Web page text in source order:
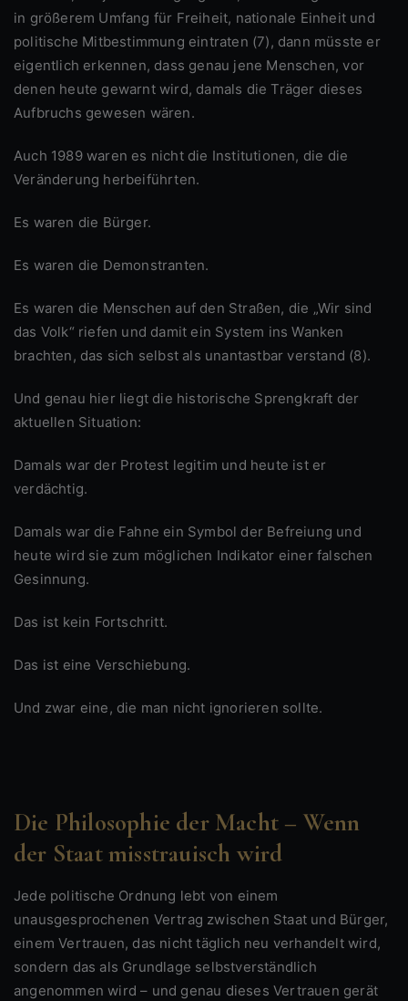
in größerem Umfang für Freiheit, nationale Einheit und
politische Mitbestimmung eintraten (7), dann müsste er
eigentlich erkennen, dass genau jene Menschen, vor
denen heute gewarnt wird, damals die Träger dieses
Aufbruchs gewesen wären.
Auch 1989 waren es nicht die Institutionen, die die
Veränderung herbeiführten.
Es waren die Bürger.
Es waren die Demonstranten.
Es waren die Menschen auf den Straßen, die „Wir sind
das Volk“ riefen und damit ein System ins Wanken
brachten, das sich selbst als unantastbar verstand (8).
Und genau hier liegt die historische Sprengkraft der
aktuellen Situation:
Damals war der Protest legitim und heute ist er
verdächtig.
Damals war die Fahne ein Symbol der Befreiung und
heute wird sie zum möglichen Indikator einer falschen
Gesinnung.
Das ist kein Fortschritt.
Das ist eine Verschiebung.
Und zwar eine, die man nicht ignorieren sollte.
Die Philosophie der Macht – Wenn
der Staat misstrauisch wird
Jede politische Ordnung lebt von einem
unausgesprochenen Vertrag zwischen Staat und Bürger,
einem Vertrauen, das nicht täglich neu verhandelt wird,
sondern das als Grundlage selbstverständlich
angenommen wird – und genau dieses Vertrauen gerät